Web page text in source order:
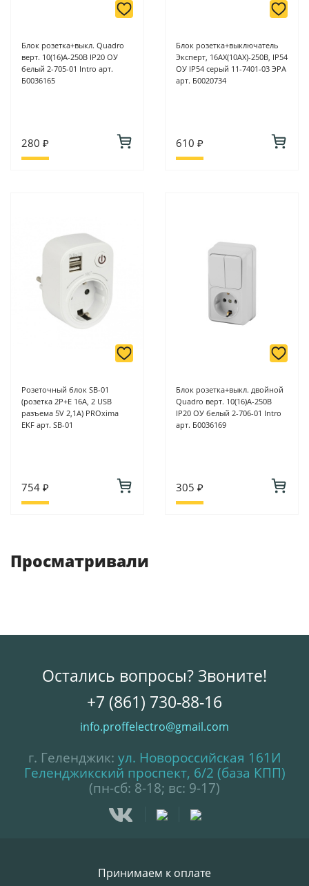
Блок розетка+выкл. Quadro
верт. 10(16)А-250В IP20 ОУ
белый 2-705-01 Intro арт.
Б0036165
280 ₽
Блок розетка+выключатель
Эксперт, 16АХ(10AX)-250В, IP54
ОУ IP54 серый 11-7401-03 ЭРА
арт. Б0020734
610 ₽
Розеточный блок SB-01
(розетка 2P+E 16А, 2 USB
разъема 5V 2,1A) PROxima
EKF арт. SB-01
754 ₽
Блок розетка+выкл. двойной
Quadro верт. 10(16)А-250В
IP20 ОУ белый 2-706-01 Intro
арт. Б0036169
305 ₽
Просматривали
Остались вопросы? Звоните!
+7 (861) 730-88-16
info.proffelectro@gmail.com
г. Геленджик: ул. Новороссийская 161И
Геленджикский проспект, 6/2 (база КПП)
(пн-сб: 8-18; вс: 9-17)
Принимаем к оплате